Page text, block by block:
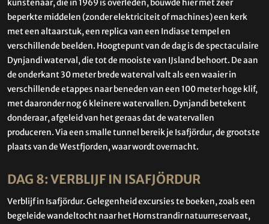
kunstenaar, die in 1969 is overleden, bouwde hier met zeer
beperkte middelen (zonder elektriciteit of machines) een kerk
met een altaarstuk, een replica van een Indiase tempel en
verschillende beelden. Hoogtepunt van de dag is de spectaculaire
Dynjandi waterval, die tot de mooiste van IJsland behoort. De aan
de onderkant 30 meter brede waterval valt als een waaier in
verschillende etappes naar beneden van een 100 meter hoge klif,
met daaronder nog 6 kleinere watervallen. Dynjandi betekent
donderaar, afgeleid van het geraas dat de watervallen
produceren. Via een smalle tunnel bereik je Isafjördur, de grootste
plaats van de Westfjorden, waar wordt overnacht.
DAG 8: VERBLIJF IN ISAFJÖRDUR
Verblijf in Isafjördur. Gelegenheid excursies te boeken, zoals een
begeleide wandeltocht naar het Hornstrandir natuurreservaat,